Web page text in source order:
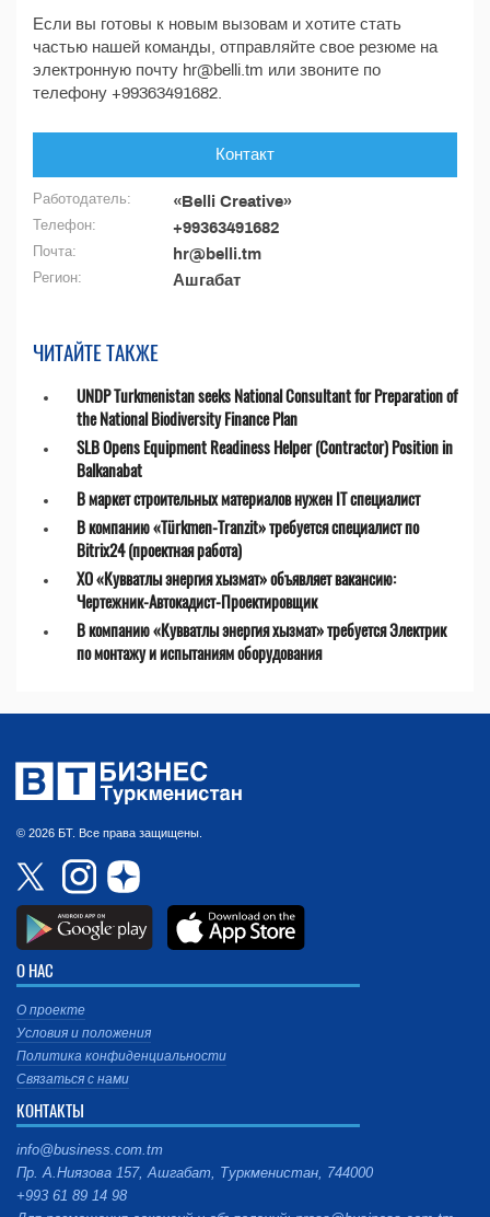
Если вы готовы к новым вызовам и хотите стать
частью нашей команды, отправляйте свое резюме на
электронную почту hr@belli.tm или звоните по
телефону +99363491682.
Контакт
Работодатель: «Belli Creative»
Телефон: +99363491682
Почта: hr@belli.tm
Регион: Ашгабат
ЧИТАЙТЕ ТАКЖЕ
UNDP Turkmenistan seeks National Consultant for Preparation of
the National Biodiversity Finance Plan
SLB Opens Equipment Readiness Helper (Contractor) Position in
Balkanabat
В маркет строительных материалов нужен IT специалист
В компанию «Türkmen-Tranzit» требуется специалист по
Bitrix24 (проектная работа)
ХО «Кувватлы энергия хызмат» объявляет вакансию:
Чертежник-Автокадист-Проектировщик
В компанию «Кувватлы энергия хызмат» требуется Электрик
по монтажу и испытаниям оборудования
© 2026 БТ. Все права защищены.
О НАС
О проекте
Условия и положения
Политика конфиденциальности
Связаться с нами
КОНТАКТЫ
info@business.com.tm
Пр. А.Ниязова 157, Ашгабат, Туркменистан, 744000
+993 61 89 14 98